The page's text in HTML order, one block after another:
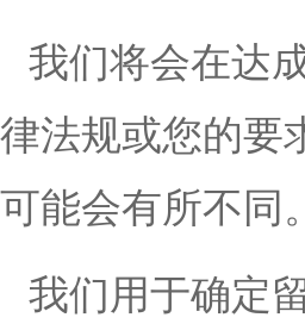
我们将会在达
律法规或您的要
可能会有所不同。
我们用于确定